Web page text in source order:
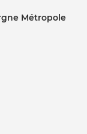
Métropole